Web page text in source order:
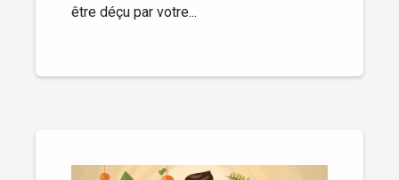
être déçu par votre...